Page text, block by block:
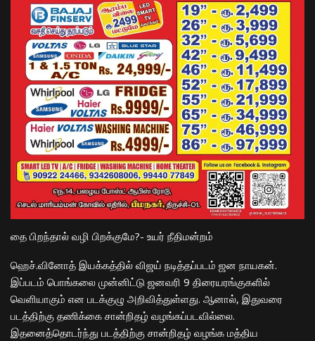
தை பிறந்தால் வழி பிறக்குமே?- உயர் நீதிமன்றம்
ஹெச்.வினோத் இயக்கத்தில் விஜய் நடித்தப்படம் ஜன நாயகன்.
இப்படம் பொங்கலை முன்னிட்டு ஜனவரி 9 திரையரங்குகளில்
வெளியாகும் என படக்குழு அறிவித்துள்ளது. ஆனால், இதுவரை
படத்திற்கு தணிக்கை சான்றிதழ் வழங்கப்படவில்லை.
இதனைத்தொடர்ந்து படத்திற்கு சான்றிதழ் வழங்க மத்திய